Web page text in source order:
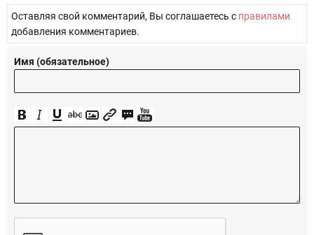
Оставляя свой комментарий, Вы соглашаетесь с правилами
добавления комментариев.
Имя (обязательное)